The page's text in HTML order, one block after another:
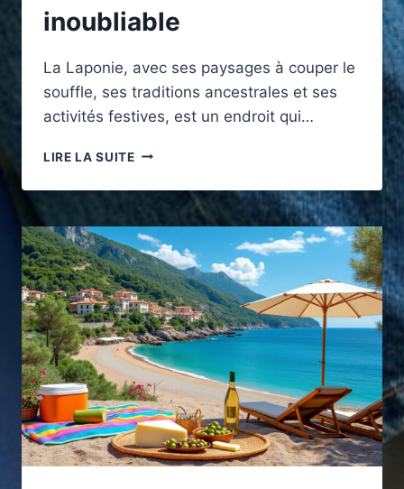
inoubliable
La Laponie, avec ses paysages à couper le
souffle, ses traditions ancestrales et ses
activités festives, est un endroit qui…
LIRE LA SUITEMEILLEURE
POUR
VISITER
LA
LAPONIE
:
CONSEILS
POUR
UN
VOYAGE
INOUBLIABLE